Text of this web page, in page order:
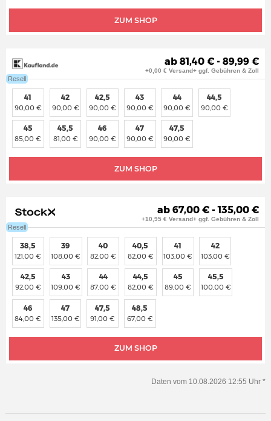
ZUM SHOP
Resell
ab 81,40 € - 89,99 €
+0,00 € Versand+ ggf. Gebühren & Zoll
ZUM SHOP
41
90,00 €
42
90,00 €
42,5
90,00 €
43
90,00 €
44
90,00 €
44,5
90,00 €
45
85,00 €
45,5
81,00 €
46
90,00 €
47
90,00 €
47,5
90,00 €
Resell
ab 67,00 € - 135,00 €
+10,95 € Versand+ ggf. Gebühren & Zoll
ZUM SHOP
38,5
121,00 €
39
108,00 €
40
82,00 €
40,5
82,00 €
41
103,00 €
42
103,00 €
42,5
92,00 €
43
109,00 €
44
87,00 €
44,5
82,00 €
45
89,00 €
45,5
100,00 €
46
84,00 €
47
135,00 €
47,5
91,00 €
48,5
67,00 €
Daten vom 10.08.2026 12:55 Uhr *